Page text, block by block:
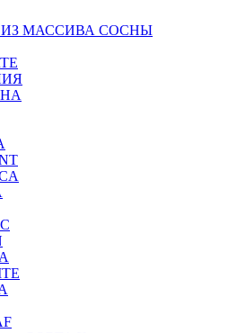
ИЗ МАССИВА СОСНЫ